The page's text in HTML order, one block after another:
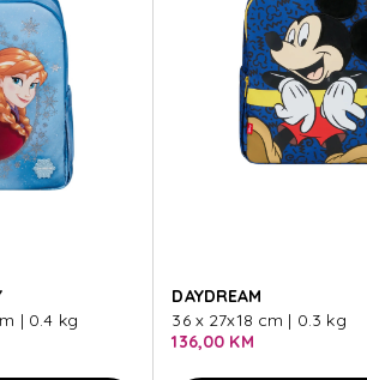
ULTIMATE 2.0
ULTIMATE 2.0
ULTIMATE 2.0
| 0.4 kg
DAYDREAM
36 x 27x18 cm | 0.3 kg
136,00 KM